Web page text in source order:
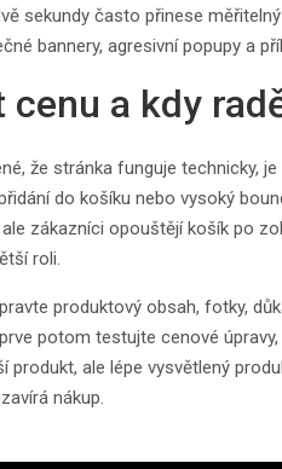
sekundy často přinese
bannery, agresivní popupy a
a kdy
že stránka funguje technicky,
do košíku nebo vysoký
zákazníci opouštějí košík po
roli.
produktový obsah, fotky,
potom testujte cenové
ale lépe vysvětlený
nákup.